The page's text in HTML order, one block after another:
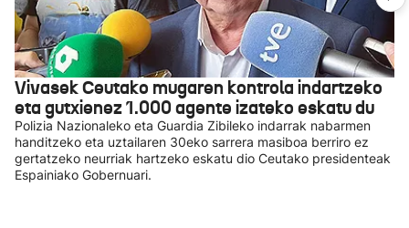
Vivasek Ceutako mugaren kontrola indartzeko
eta gutxienez 1.000 agente izateko eskatu du
Polizia Nazionaleko eta Guardia Zibileko indarrak nabarmen
handitzeko eta uztailaren 30eko sarrera masiboa berriro ez
gertatzeko neurriak hartzeko eskatu dio Ceutako presidenteak
Espainiako Gobernuari.